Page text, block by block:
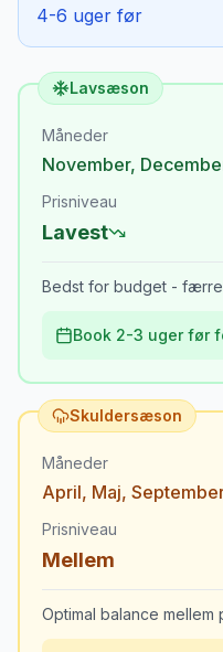
4-6 uger før
Lavsæson
Måneder
November,
Prisniveau
Lavest
Bedst for budget -
Book 2-3 uger før
Skuldersæson
Måneder
April, Maj, September
Prisniveau
Mellem
Optimal balance mellem